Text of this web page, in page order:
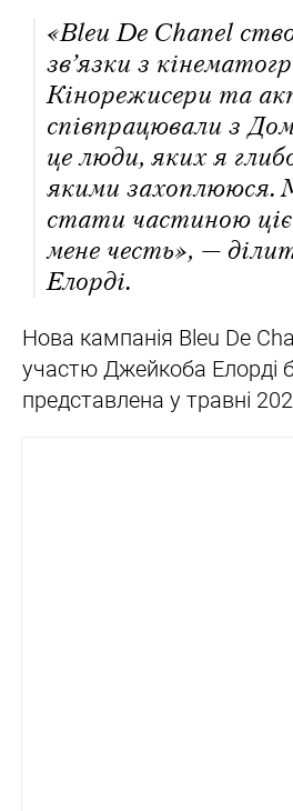
«Bleu De Chanel
зв’язки з
Кінорежисери та
співпрацювали з
це люди, яких я
якими захоплююся.
стати частиною
мене честь», —
Елорді.
Нова кампанія Bleu De
участю Джейкоба Елорді
представлена у травні